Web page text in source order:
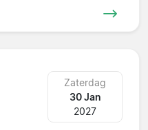
Zaterdag
30 Jan
2027